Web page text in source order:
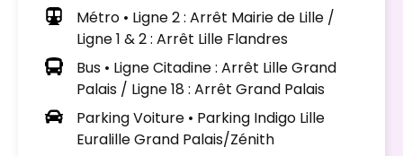
Métro • Ligne 2 : Arrêt Mairie de Lille /
Ligne 1 & 2 : Arrêt Lille Flandres
Bus • Ligne Citadine : Arrêt Lille Grand
Palais / Ligne 18 : Arrêt Grand Palais
Parking Voiture • Parking Indigo Lille
Euralille Grand Palais/Zénith